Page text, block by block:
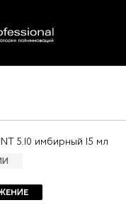
5.10 имбирный 15 мл